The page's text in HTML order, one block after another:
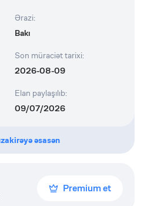
Ərazi:
Bakı
Son müraciət tarixi:
2026-08-09
Elan paylaşılıb:
09/07/2026
əsasən
Premium et